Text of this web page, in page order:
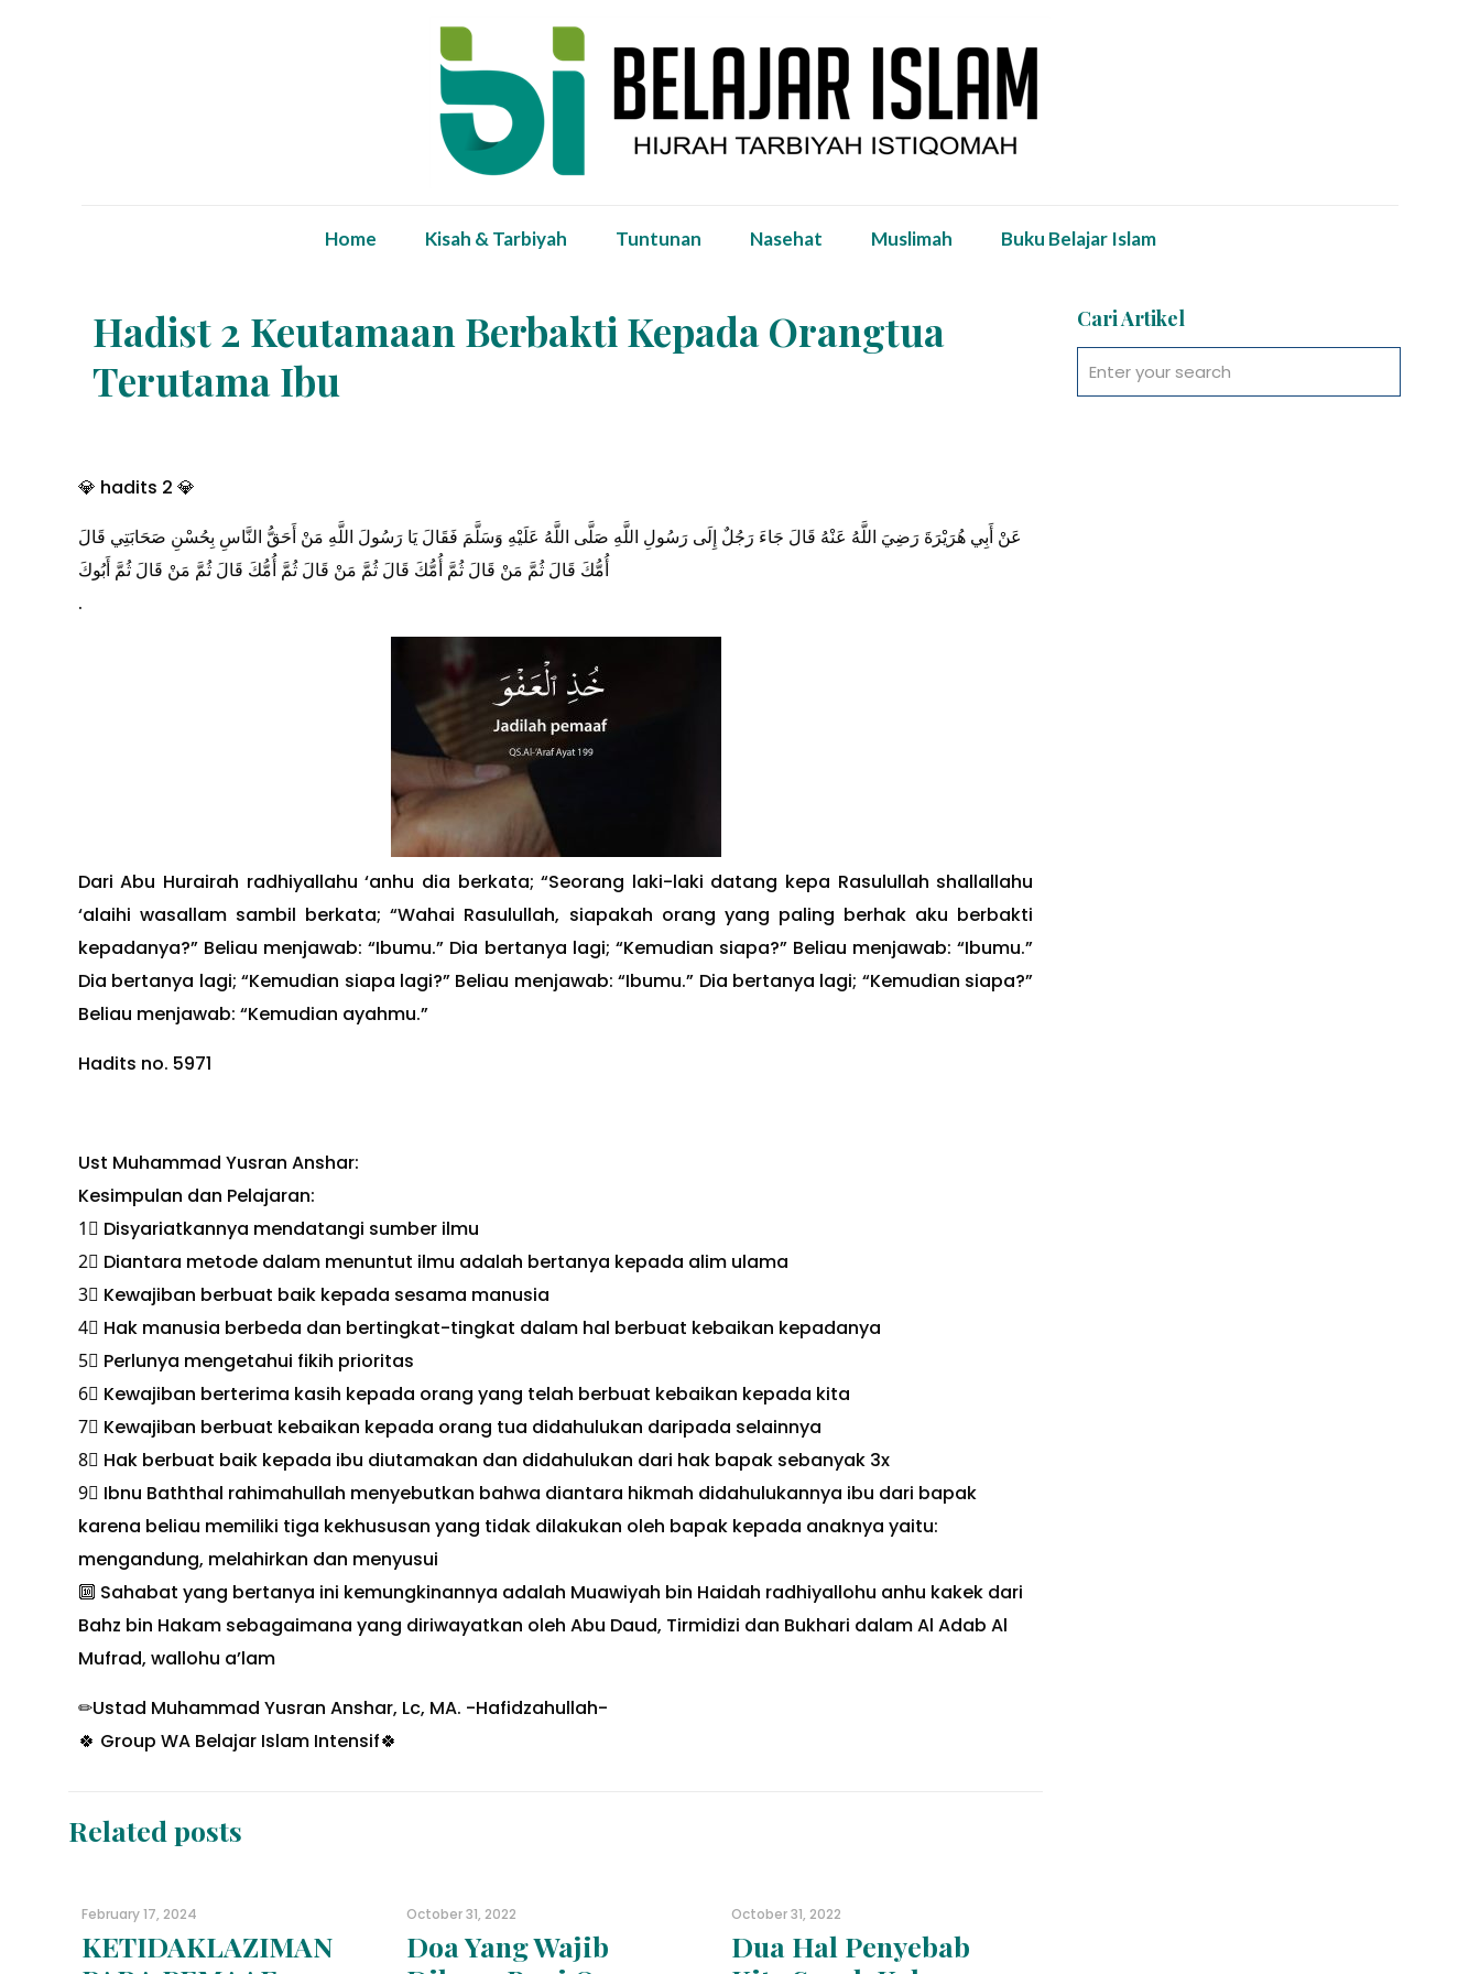
Home Kisah & Tarbiyah Tuntunan Nasehat Muslimah Buku Belajar Islam
Hadist 2 Keutamaan Berbakti Kepada Orangtua
Terutama Ibu
💎 hadits 2 💎
عَنْ أَبِي هُرَيْرَةَ رَضِيَ اللَّهُ عَنْهُ قَالَ جَاءَ رَجُلٌ إِلَى رَسُولِ اللَّهِ صَلَّى اللَّهُ عَلَيْهِ وَسَلَّمَ فَقَالَ يَا رَسُولَ اللَّهِ مَنْ أَحَقُّ النَّاسِ بِحُسْنِ صَحَابَتِي قَالَ
أُمُّكَ قَالَ ثُمَّ مَنْ قَالَ ثُمَّ أُمُّكَ قَالَ ثُمَّ مَنْ قَالَ ثُمَّ أُمُّكَ قَالَ ثُمَّ مَنْ قَالَ ثُمَّ أَبُوكَ
.
Dari Abu Hurairah radhiyallahu ‘anhu dia berkata; “Seorang laki-laki datang kepa Rasulullah shallallahu
‘alaihi wasallam sambil berkata; “Wahai Rasulullah, siapakah orang yang paling berhak aku berbakti
kepadanya?” Beliau menjawab: “Ibumu.” Dia bertanya lagi; “Kemudian siapa?” Beliau menjawab: “Ibumu.”
Dia bertanya lagi; “Kemudian siapa lagi?” Beliau menjawab: “Ibumu.” Dia bertanya lagi; “Kemudian siapa?”
Beliau menjawab: “Kemudian ayahmu.”
Hadits no. 5971
Ust Muhammad Yusran Anshar:
Kesimpulan dan Pelajaran:
1⃣ Disyariatkannya mendatangi sumber ilmu
2⃣ Diantara metode dalam menuntut ilmu adalah bertanya kepada alim ulama
3⃣ Kewajiban berbuat baik kepada sesama manusia
4⃣ Hak manusia berbeda dan bertingkat-tingkat dalam hal berbuat kebaikan kepadanya
5⃣ Perlunya mengetahui fikih prioritas
6⃣ Kewajiban berterima kasih kepada orang yang telah berbuat kebaikan kepada kita
7⃣ Kewajiban berbuat kebaikan kepada orang tua didahulukan daripada selainnya
8⃣ Hak berbuat baik kepada ibu diutamakan dan didahulukan dari hak bapak sebanyak 3x
9⃣ Ibnu Baththal rahimahullah menyebutkan bahwa diantara hikmah didahulukannya ibu dari bapak
karena beliau memiliki tiga kekhususan yang tidak dilakukan oleh bapak kepada anaknya yaitu:
mengandung, melahirkan dan menyusui
🔟 Sahabat yang bertanya ini kemungkinannya adalah Muawiyah bin Haidah radhiyallohu anhu kakek dari
Bahz bin Hakam sebagaimana yang diriwayatkan oleh Abu Daud, Tirmidizi dan Bukhari dalam Al Adab Al
Mufrad, wallohu a’lam
✏Ustad Muhammad Yusran Anshar, Lc, MA. -Hafidzahullah-
🍀 Group WA Belajar Islam Intensif🍀
Related posts
February 17, 2024
KETIDAKLAZIMAN
October 31, 2022
Doa Yang Wajib
October 31, 2022
Dua Hal Penyebab
Cari Artikel